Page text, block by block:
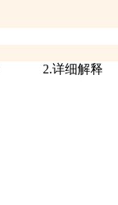
2.详细解释